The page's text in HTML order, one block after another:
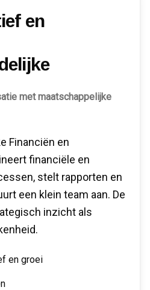
en
met maatschappelijke
Financiën en
financiële en
stelt rapporten en
een klein team aan. De
inzicht als
en groei